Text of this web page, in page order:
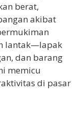
berat,
akibat
lantak—lapak
dan barang
memicu
di pasar